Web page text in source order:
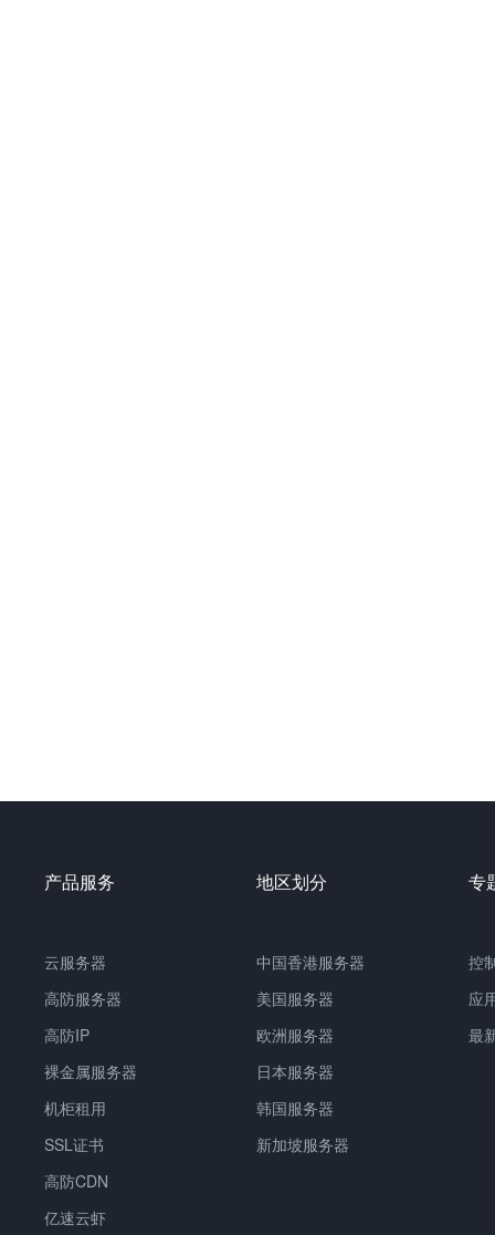
产品服务
云服务器
高防服务器
高防IP
裸金属服务器
机柜租用
SSL证书
高防CDN
亿速云虾
地区划分
中国香港服务器
美国服务器
欧洲服务器
日本服务器
韩国服务器
新加坡服务器
专
控
应
最